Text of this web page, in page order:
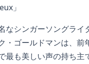
」
なシンガーソングライ
・ゴールドマンは、前
最も美しい声の持ち主